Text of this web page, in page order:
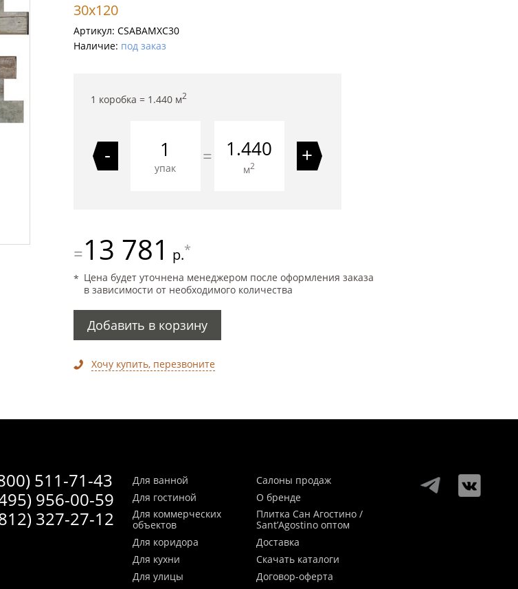
30x120
Артикул: CSABAMXC30
Наличие: под заказ
1 коробка = 1.440м2
-
упак
= 1.440
м2 +
=13 781 р.*
Цена будет уточнена менеджером после оформления заказа
в зависимости от необходимого количества
Добавить в корзину
Хочу купить, перезвоните
511-71-43
956-00-59
327-27-12
Для ванной
Для гостиной
Для коммерческих
объектов
Для коридора
Для кухни
Для улицы
Салоны продаж
О бренде
Плитка Сан Агостино /
Sant’Agostino оптом
Доставка
Скачать каталоги
Договор-оферта